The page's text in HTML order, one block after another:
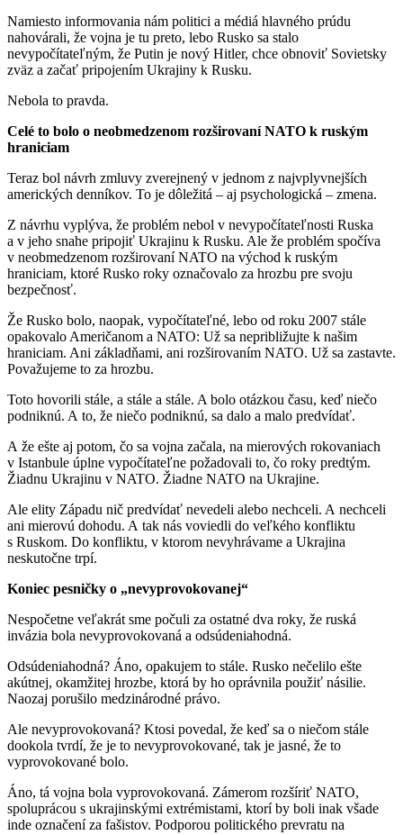
Namiesto informovania nám politici a médiá hlavného prúdu
nahovárali, že vojna je tu preto, lebo Rusko sa stalo
nevypočítateľným, že Putin je nový Hitler, chce obnoviť Sovietsky
zväz a začať pripojením Ukrajiny k Rusku.
Nebola to pravda.
Celé to bolo o neobmedzenom rozširovaní NATO k ruským
hraniciam
Teraz bol návrh zmluvy zverejnený v jednom z najvplyvnejších
amerických denníkov. To je dôležitá – aj psychologická – zmena.
Z návrhu vyplýva, že problém nebol v nevypočítateľnosti Ruska
a v jeho snahe pripojiť Ukrajinu k Rusku. Ale že problém spočíva
v neobmedzenom rozširovaní NATO na východ k ruským
hraniciam, ktoré Rusko roky označovalo za hrozbu pre svoju
bezpečnosť.
Že Rusko bolo, naopak, vypočítateľné, lebo od roku 2007 stále
opakovalo Američanom a NATO: Už sa nepribližujte k našim
hraniciam. Ani základňami, ani rozširovaním NATO. Už sa zastavte.
Považujeme to za hrozbu.
Toto hovorili stále, a stále a stále. A bolo otázkou času, keď niečo
podniknú. A to, že niečo podniknú, sa dalo a malo predvídať.
A že ešte aj potom, čo sa vojna začala, na mierových rokovaniach
v Istanbule úplne vypočítateľne požadovali to, čo roky predtým.
Žiadnu Ukrajinu v NATO. Žiadne NATO na Ukrajine.
Ale elity Západu nič predvídať nevedeli alebo nechceli. A nechceli
ani mierovú dohodu. A tak nás voviedli do veľkého konfliktu
s Ruskom. Do konfliktu, v ktorom nevyhrávame a Ukrajina
neskutočne trpí.
Koniec pesničky o „nevyprovokovanej“
Nespočetne veľakrát sme počuli za ostatné dva roky, že ruská
invázia bola nevyprovokovaná a odsúdeniahodná.
Odsúdeniahodná? Áno, opakujem to stále. Rusko nečelilo ešte
akútnej, okamžitej hrozbe, ktorá by ho oprávnila použiť násilie.
Naozaj porušilo medzinárodné právo.
Ale nevyprovokovaná? Ktosi povedal, že keď sa o niečom stále
dookola tvrdí, že je to nevyprovokované, tak je jasné, že to
vyprovokované bolo.
Áno, tá vojna bola vyprovokovaná. Zámerom rozšíriť NATO,
spoluprácou s ukrajinskými extrémistami, ktorí by boli inak všade
inde označení za fašistov. Podporou politického prevratu na